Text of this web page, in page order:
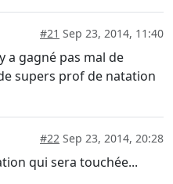
#21 Sep 23, 2014, 11:40
a gagné pas mal de
supers prof de natation
#22 Sep 23, 2014, 20:28
qui sera touchée...